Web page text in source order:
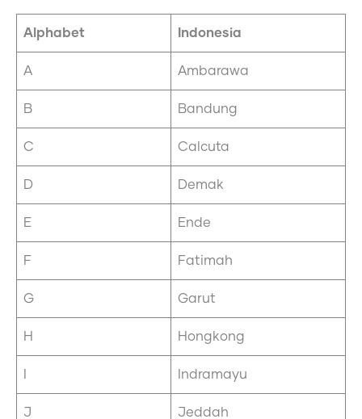
Alphabet Indonesia
A Ambarawa
B Bandung
C Calcuta
D Demak
E Ende
F Fatimah
G Garut
H Hongkong
Indramayu
J Jeddah